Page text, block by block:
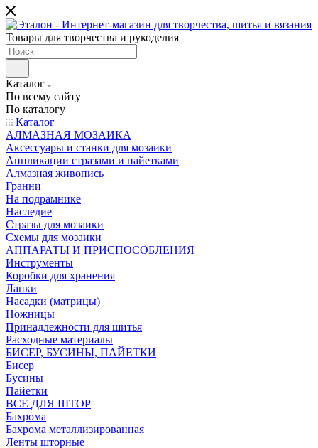
Товары для творчества и рукоделия
Каталог
По всему сайту
По каталогу
Каталог
АЛМАЗНАЯ МОЗАИКА
Аксессуары и станки для мозаики
Аппликации стразами и пайетками
Алмазная живопись
Гранни
На подрамнике
Наследие
Стразы для мозаики
Схемы для мозаики
АППАРАТЫ И ПРИСПОСОБЛЕНИЯ
Инструменты
Коробки для хранения
Лапки
Насадки (матрицы)
Ножницы
Принадлежности для шитья
Расходные материалы
БИСЕР, БУСИНЫ, ПАЙЕТКИ
Бисер
Бусины
Пайетки
ВСЕ ДЛЯ ШТОР
Бахрома
Бахрома металлизированная
Ленты шторные